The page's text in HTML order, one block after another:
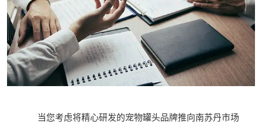
当您考虑将精心研发的宠物罐头品牌推向南苏丹市场